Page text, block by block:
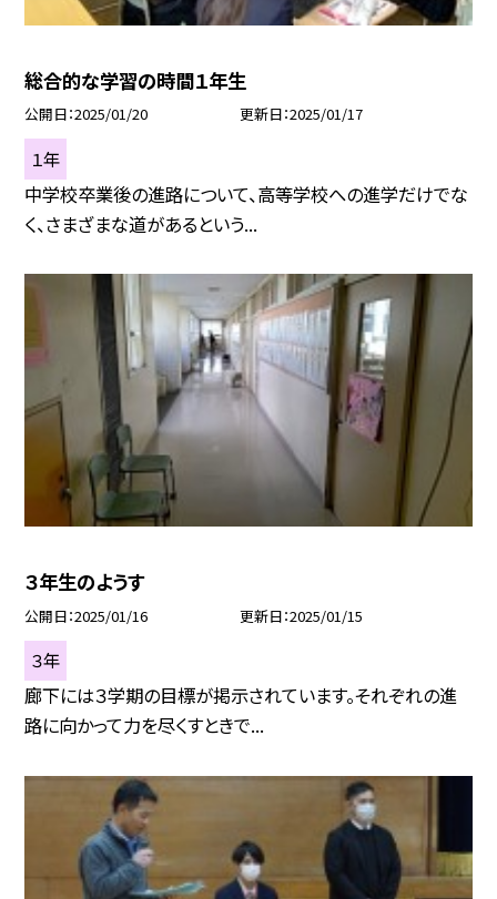
総合的な学習の時間１年生
公開日 2025/01/20 更新日 2025/01/17
１年
中学校卒業後の進路について、高等学校への進学だけでな
く、さまざまな道があるという...
３年生のようす
公開日 2025/01/16 更新日 2025/01/15
３年
廊下には３学期の目標が掲示されています。それぞれの進
路に向かって力を尽くすときで...